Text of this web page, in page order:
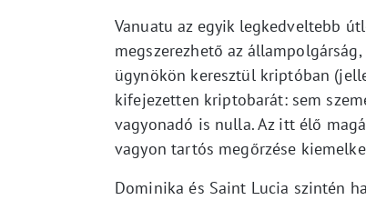
Vanuatu az egyik legkedveltebb
megszerezhető az
ügynökön keresztül kriptóban
kifejezetten kriptobarát: sem
vagyonadó is nulla. Az itt élő
vagyon tartós megőrzése
Dominika és Saint Lucia szintén